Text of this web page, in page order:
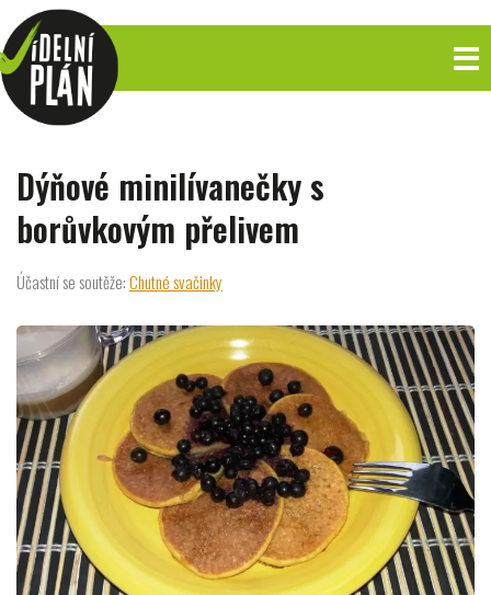
Dýňové minilívanečky s
borůvkovým přelivem
Účastní se soutěže:Chutné svačinky